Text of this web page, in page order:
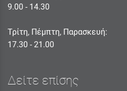
9.00 - 14.30
Τρίτη, Πέμπτη, Παρασκευή:
17.30 - 21.00
Δείτε επίσης